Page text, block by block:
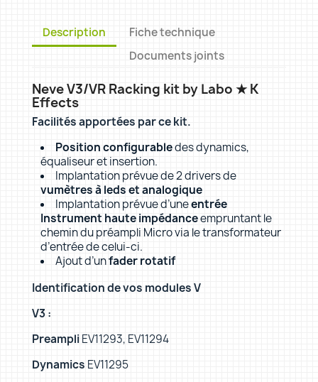
Description
Fiche technique
Documents joints
Neve V3/VR Racking kit by Labo ★ K
Effects
Facilités apportées par ce kit.
Position configurabledes dynamics,
équaliseur et insertion.
Implantation prévue de 2 drivers de
vumètres à leds et analogique
Implantation prévue d’uneentrée
Instrument haute impédanceempruntant le
chemin du préampli Micro via le transformateur
d’entrée de celui-ci.
Ajout d’unfader rotatif
Identification de vos modules V
V3 :
PreampliEV11293, EV11294
Dynamics EV11295